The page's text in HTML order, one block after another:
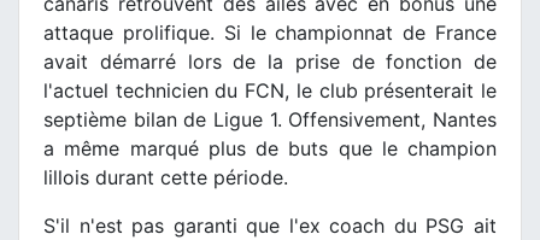
attaque prolifique. Si le championnat de France
avait démarré lors de la prise de fonction de
l'actuel technicien du FCN, le club présenterait le
septième bilan de Ligue 1. Offensivement, Nantes
a même marqué plus de buts que le champion
lillois durant cette période.
S'il n'est pas garanti que l'ex coach du PSG ait